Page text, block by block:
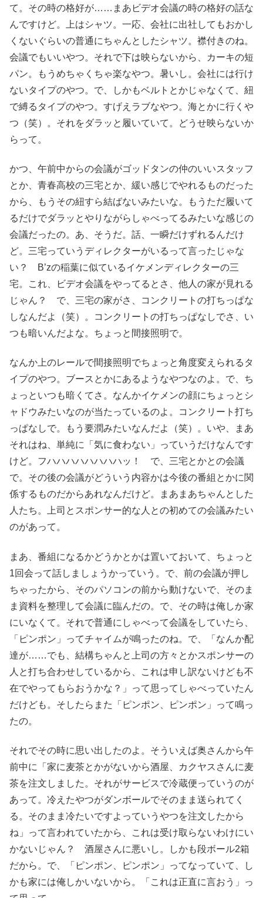
て。その時の格好が……まあビデオ会議の時の格好の話な
んですけど。上はシャツ。一応、会社に出社してもおかし
くないぐらいの普通にちゃんとしたシャツ。襟付きのね。
会議でもいいやつ。それで下は映らないから、カーキの短
パン。もうめちゃくちゃ楽なやつ。暑いし。会社には行け
ないタイプのやつ。で、しかもベルトとかじゃなくて、紐
で縛るタイプのやつ。すげえラブなやつ。海とかに行くや
つ（笑）。それをダラッと履いていて。どうせ映らないか
らって。
かつ、午前中からの会議がゴッドタンの仲のいいスタッフ
とか、青春高校の三宅とか、緩い感じでやれるものだった
から、もうその紐すら結ばないみたいな。もうただ履いて
るだけでダラッとやりながらしゃべってるみたいな感じの
会議だったの。あ、そうだ。話、一瞬だけずれるんだけ
ど。三宅っていうディレクターがいるって言ったじゃな
い？ B’zの稲葉に似ているイケメンディレクターの三
宅。これ、ビデオ会議をやってるとさ、他人の家が見れる
じゃん？ で、三宅の家がさ、コンクリートの打ちっぱな
しなんだよ（笑）。コンクリートの打ちっぱなしでさ、い
つも暗いんだよな。ちょっと間接照明で。
なんか上のレールで間接照明でちょっと角度変えられるタ
イプのやつ。ブースとかにあるようなやつなのよ。で、ち
ょっといつも暗くてさ。なんかイケメンの顔にちょっとシ
ャドウみたいなのが当たっているのよ。コンクリート打ち
っぱなしで。もう要潤みたいなんだよ（笑）。いや、まあ
それはね、単純に「気に食わない」っていうだけなんです
けど。フハハハハハハハハッ！ で、三宅とかとの会議
で。その後の会議がどういう内容かは今後の番組とかに関
係するものだからあれなんだけど。まあまあちゃんとした
人たち。上司とスポンサー的な人との初めての会議みたい
のがあって。
まあ、番組になるかどうかとかは置いておいて、ちょっと
1回会って話しましょうかっていう。で、前の会議が押し
ちゃったから、そのパソコンの前から動けないで、そのま
ま資料を整理して会議に臨んだの。で、その時は俺しか家
にいなくて。それで普通にしゃべって会議をしていたら、
「ピンポン」ってチャイムが鳴ったのね。で、「なんか配
達が……でも、結構ちゃんと上司の方々とかスポンサーの
人と打ち合わせしているから、これは申し訳ないけども不
在でやってもらおうかな？」って思ってしゃべっていたん
だけども。そしたらまた「ピンポン、ピンポン」って鳴っ
たの。
それでその時に思い出したのよ。そういえば奥さんから午
前中に「家に麦茶とかがないから酒屋、カクヤスさんに麦
茶を注文しました。それがサービスで冷蔵便っていうのが
あって。冷えたやつがダンボールでそのまま送られてく
る。そのまま冷たいですよっていうやつを注文したから
ね」って言われていたから、これは受け取らないわけにい
かないじゃん？ 酒屋さんに悪いし。しかも段ボール2箱
だから。で、「ピンポン、ピンポン」ってなっていて、し
かも家には俺しかいないから。「これは正直に言おう」っ